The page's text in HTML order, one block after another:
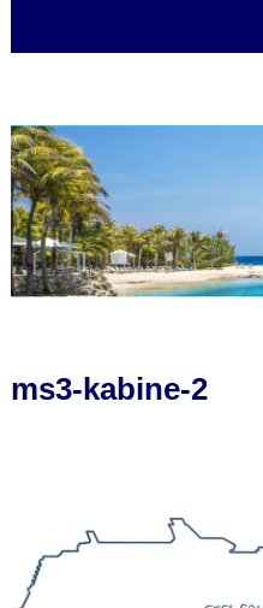
ms3-kabine-2